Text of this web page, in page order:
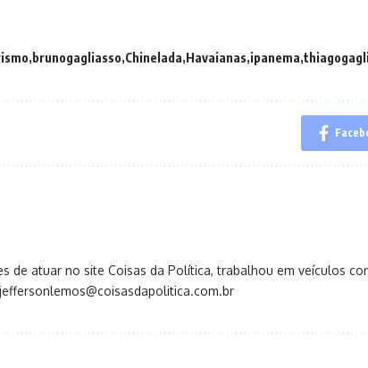
brunogagliasso Chinelada Havaianas ipanema
de atuar no site Coisas da Política, trabalhou em veículos